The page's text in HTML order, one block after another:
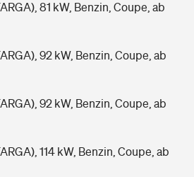
eingestuft
81 kW, Benzin, Coupe, ab
92 kW, Benzin, Coupe, ab
92 kW, Benzin, Coupe, ab
114 kW, Benzin, Coupe, ab